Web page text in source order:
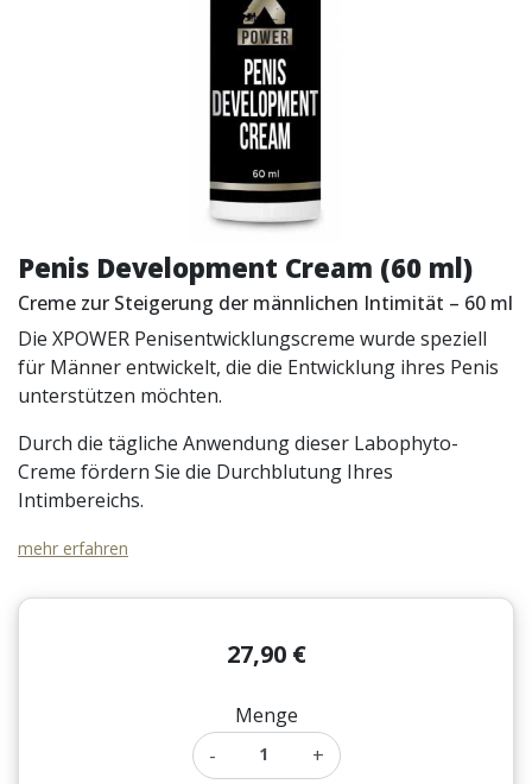
Penis Development Cream (60 ml)
Creme zur Steigerung der männlichen Intimität – 60 ml
Die XPOWER Penisentwicklungscreme wurde speziell
für Männer entwickelt, die die Entwicklung ihres Penis
unterstützen möchten.
Durch die tägliche Anwendung dieser Labophyto-
Creme fördern Sie die Durchblutung Ihres
Intimbereichs.
mehr erfahren
27,90 €
Menge
-
+